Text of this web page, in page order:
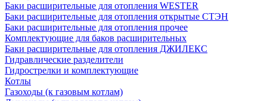
Баки расширительные для отопления WESTER
Баки расширительные для отопления открытые СТЭН
Баки расширительные для отопления прочее
Комплектующие для баков расширительных
Баки расширительные для отопления ДЖИЛЕКС
Гидравлические разделители
Гидрострелки и комплектующие
Котлы
Газоходы (к газовым котлам)